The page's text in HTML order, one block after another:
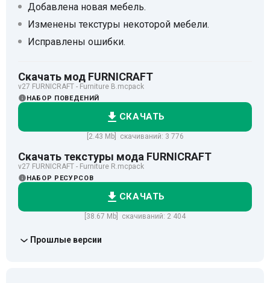
Добавлена новая мебель.
Изменены текстуры некоторой мебели.
Исправлены ошибки.
Скачать мод FURNICRAFT
v27 FURNICRAFT - Furniture B.mcpack
НАБОР ПОВЕДЕНИЙ
СКАЧАТЬ
[2.43 Mb] скачиваний: 3 776
Скачать текстуры мода FURNICRAFT
v27 FURNICRAFT - Furniture R.mcpack
НАБОР РЕСУРСОВ
СКАЧАТЬ
[38.67 Mb] скачиваний: 2 404
Прошлые версии